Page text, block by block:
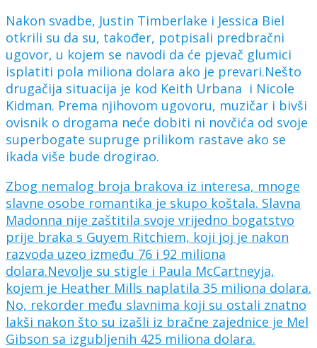
Nakon svadbe, Justin Timberlake i Jessica Biel
otkrili su da su, također, potpisali predbračni
ugovor, u kojem se navodi da će pjevač glumici
isplatiti pola miliona dolara ako je prevari.Nešto
drugačija situacija je kod Keith Urbana i Nicole
Kidman. Prema njihovom ugovoru, muzičar i bivši
ovisnik o drogama neće dobiti ni novčića od svoje
superbogate supruge prilikom rastave ako se
ikada više bude drogirao.
Zbog nemalog broja brakova iz interesa, mnoge
slavne osobe romantika je skupo koštala. Slavna
Madonna nije zaštitila svoje vrijedno bogatstvo
prije braka s Guyem Ritchiem, koji joj je nakon
razvoda uzeo između 76 i 92 miliona
dolara.Nevolje su stigle i Paula McCartneyja,
kojem je Heather Mills naplatila 35 miliona dolara.
No, rekorder među slavnima koji su ostali znatno
lakši nakon što su izašli iz bračne zajednice je Mel
Gibson sa izgubljenih 425 miliona dolara.